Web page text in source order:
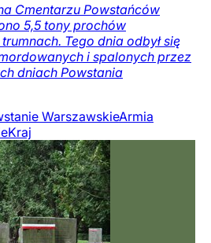
Cmentarzu Powstańców
5,5 tony prochów
Tego dnia odbył się
i spalonych przez
dniach Powstania
WarszawskieArmia
Kraj